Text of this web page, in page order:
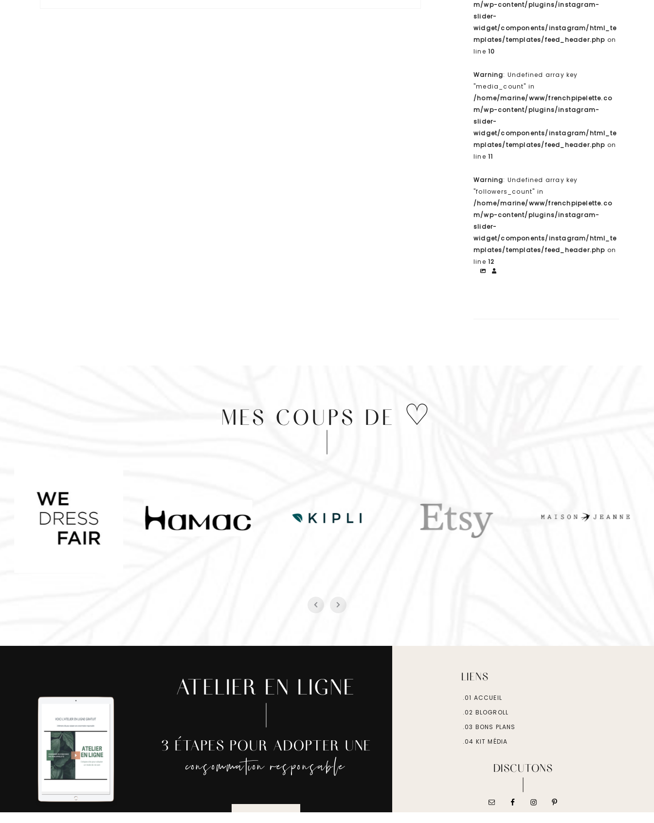
m/wp-content/plugins/instagram-
slider-
widget/components/instagram/html_te
mplates/templates/feed_header.php on
line 10
Warning: Undefined array key
"media_count" in
/home/marine/www/frenchpipelette.co
m/wp-content/plugins/instagram-
slider-
widget/components/instagram/html_te
mplates/templates/feed_header.php on
line 11
Warning: Undefined array key
"followers_count" in
/home/marine/www/frenchpipelette.co
m/wp-content/plugins/instagram-
slider-
widget/components/instagram/html_te
mplates/templates/feed_header.php on
line 12
MES COUPS DE ♡
ATELIER EN LIGNE
3 ÉTAPES POUR ADOPTER UNE
consommation responsable
LIENS
.01 ACCUEIL
.02 BLOGROLL
.03 BONS PLANS
.04 KIT MÉDIA
DISCUTONS